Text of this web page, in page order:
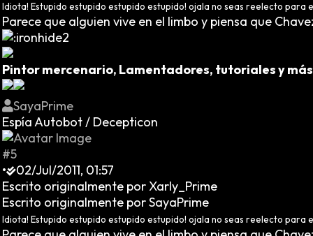
Idiota! Estupido estupido estupido estupido! ojala no seas reelecto para
Parece que alguien vive en el limbo y piensa que
Pintor mercenario, Lamentadores, tutoriales y
SayaPrime
Espía Autobot / Decepticon
#5
•
02/Jul/2011, 01:57
Escrito originalmente por Xarly_Prime
Escrito originalmente por SayaPrime
Idiota! Estupido estupido estupido estupido! ojala no seas reelecto para